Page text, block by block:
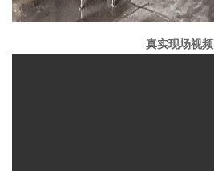
真实现场视频